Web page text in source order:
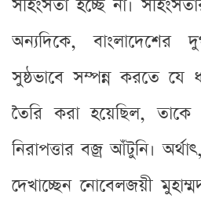
সহিংসতা হচ্ছে না।
অন্যদিকে, বাংলাদেশের
সুষ্ঠভাবে সম্পন্ন করতে যে
তৈরি করা হয়েছিল,
নিরাপত্তার বজ্র আঁটুনি।
দেখাচ্ছেন নোবেলজয়ী